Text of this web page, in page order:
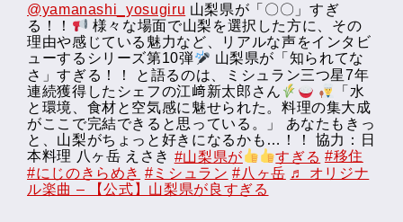
@yamanashi_yosugiru 山梨県が「〇〇」すぎ
る！！
様々な場面で山梨を選択した方に、その
理由や感じている魅力など、リアルな声をインタビ
ューするシリーズ第10弾
山梨県が「知られてな
さ」すぎる！！ と語るのは、ミシュラン三つ星7年
連続獲得したシェフの江﨑新太郎さん
「水
と環境、食材と空気感に魅せられた。料理の集大成
がここで完結できると思っている。」 あなたもきっ
と、山梨がちょっと好きになるかも…！！ 協力：日
本料理 八ヶ岳 えさき #山梨県が すぎる #移住
#にじのきらめき #ミシュラン #八ヶ岳 ♬ オリジナ
ル楽曲 – 【公式】山梨県が良すぎる